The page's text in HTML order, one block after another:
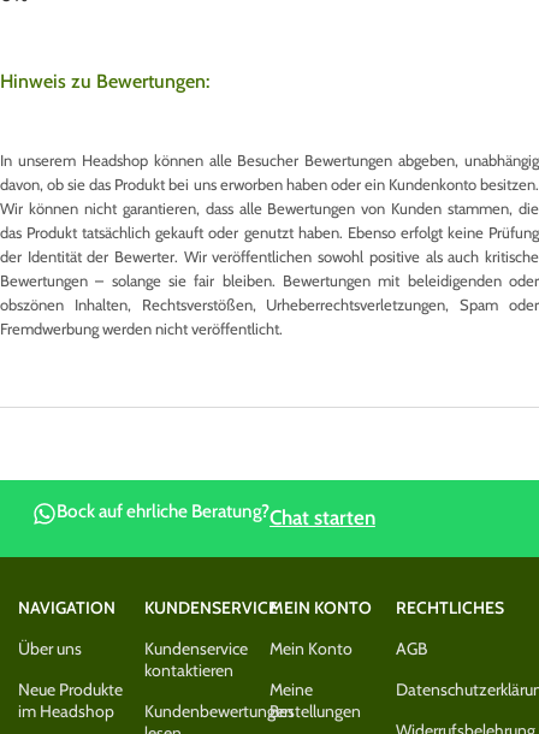
Hinweis zu Bewertungen:
In unserem Headshop können alle Besucher Bewertungen abgeben, unabhängig
davon, ob sie das Produkt bei uns erworben haben oder ein Kundenkonto besitzen.
Wir können nicht garantieren, dass alle Bewertungen von Kunden stammen, die
das Produkt tatsächlich gekauft oder genutzt haben. Ebenso erfolgt keine Prüfung
der Identität der Bewerter. Wir veröffentlichen sowohl positive als auch kritische
Bewertungen – solange sie fair bleiben. Bewertungen mit beleidigenden oder
obszönen Inhalten, Rechtsverstößen, Urheberrechtsverletzungen, Spam oder
Fremdwerbung werden nicht veröffentlicht.
Bock auf ehrliche Beratung?Chat starten
NAVIGATION
Über uns
Neue Produkte
im Headshop
KUNDENSERVICE
Kundenservice
kontaktieren
Kundenbewertungen
MEIN KONTO
Mein Konto
Meine
Bestellungen
RECHTLICHES
AGB